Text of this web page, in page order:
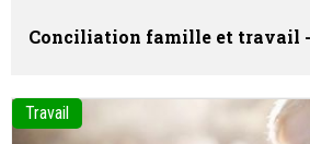
Conciliation famille et travail
Travail